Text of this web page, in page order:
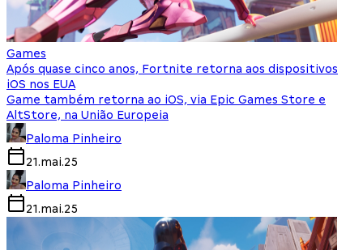
Games
Após quase cinco anos, Fortnite retorna aos dispositivos
iOS nos EUA
Game também retorna ao iOS, via Epic Games Store e
AltStore, na União Europeia
Paloma Pinheiro
21.mai.25
Paloma Pinheiro
21.mai.25